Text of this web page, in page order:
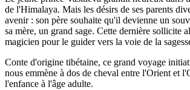
de l'Himalaya. Mais les désirs de ses parents
avenir : son père souhaite qu'il devienne un
sa mère, un grand sage. Cette dernière sollicite
magicien pour le guider vers la voie de la
Conte d'origine tibétaine, ce grand voyage
nous emmène à dos de cheval entre l'Orient et
l'enfance à l'âge adulte.